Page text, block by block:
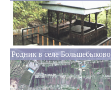
Родник в селе Большебыково